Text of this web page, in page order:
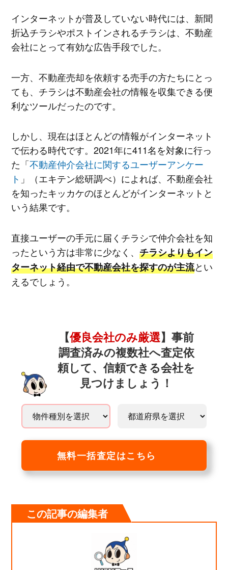
インターネットが普及していない時代には、新聞
折込チラシやポストインされるチラシは、不動産
会社にとって有効な広告手段でした。
一方、不動産売却を依頼する売手の方たちにとっ
ても、チラシは不動産会社の情報を収集できる便
利なツールだったのです。
しかし、現在はほとんどの情報がインターネット
で伝わる時代です。2021年に411名を対象に行っ
た「不動産仲介会社に関するユーザーアンケー
ト 」（エキテン総研調べ）によれば、不動産会社
を知ったキッカケのほとんどがインターネットと
いう結果です。
直接ユーザーの手元に届くチラシで仲介会社を知
ったという方は非常に少なく、 チラシよりもイン
ターネット経由で不動産会社を探すのが主流とい
えるでしょう。
【優良会社のみ厳選】事前
調査済みの複数社へ査定依
頼して、信頼できる会社を
見つけましょう！
無料一括査定はこちら
この記事の編集者